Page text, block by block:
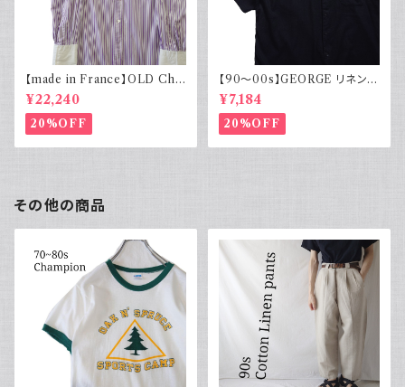
【made in France】OLD Cha
rvet ストライプ 切り替え 紫
¥22,240
20%OFF
【90～00s】GEORGE リネンレ
ーヨンシャツ 黒 ボックスシルエ
ット XL
¥7,184
20%OFF
その他の商品